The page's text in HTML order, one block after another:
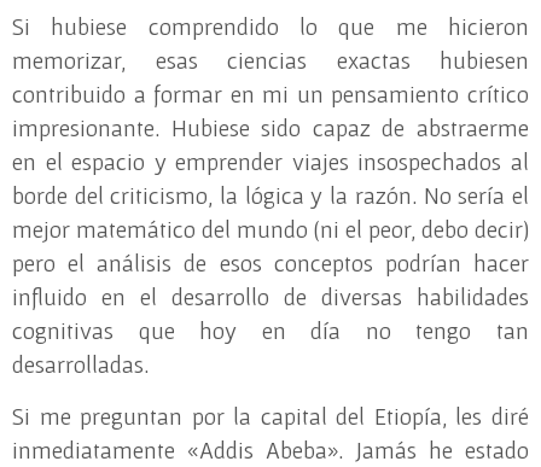
Si hubiese comprendido lo que me hicieron
memorizar, esas ciencias exactas hubiesen
contribuido a formar en mi un pensamiento crítico
impresionante. Hubiese sido capaz de abstraerme
en el espacio y emprender viajes insospechados al
borde del criticismo, la lógica y la razón. No sería el
mejor matemático del mundo (ni el peor, debo decir)
pero el análisis de esos conceptos podrían hacer
influido en el desarrollo de diversas habilidades
cognitivas que hoy en día no tengo tan
desarrolladas.
Si me preguntan por la capital del Etiopía, les diré
inmediatamente «Addis Abeba». Jamás he estado